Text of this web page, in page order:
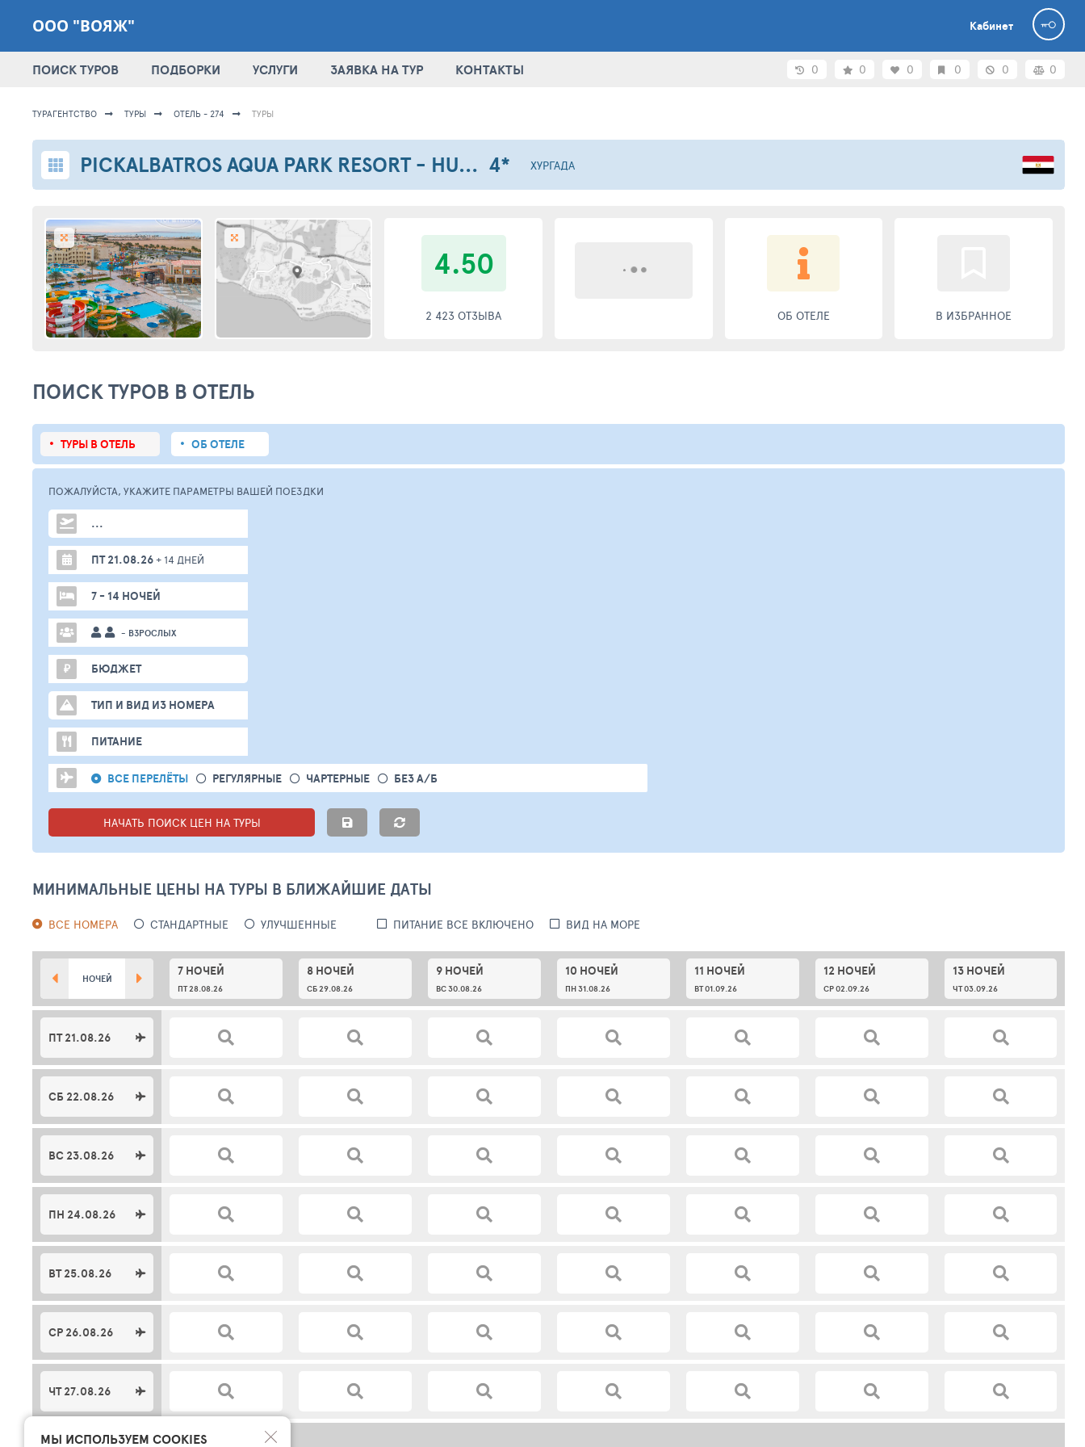
ООО "ВОЯЖ" Кабинет
ПОИСК ТУРОВ ПОДБОРКИ УСЛУГИ ЗАЯВКА НА ТУР КОНТАКТЫ 0 0 0 0 0 0
ТУРАГЕНТСТВО ТУРЫ ОТЕЛЬ - 274 ТУРЫ
PICKALBATROS AQUA PARK RESORT - HURGHADA 4* ХУРГАДА
4.50
2 423 ОТЗЫВА ОБ ОТЕЛЕ В ИЗБРАННОЕ
ПОИСК ТУРОВ В ОТЕЛЬ
ТУРЫ В ОТЕЛЬ ОБ ОТЕЛЕ
ПОЖАЛУЙСТА, УКАЖИТЕ ПАРАМЕТРЫ ВАШЕЙ ПОЕЗДКИ
...
ПТ 21.08.26+ 14 ДНЕЙ
7 - 14 НОЧЕЙ
- ВЗРОСЛЫХ
₽ БЮДЖЕТ
ТИП И ВИД ИЗ НОМЕРА
ПИТАНИЕ
ВСЕ ПЕРЕЛЁТЫ РЕГУЛЯРНЫЕ ЧАРТЕРНЫЕ БЕЗ А/Б
НАЧАТЬ ПОИСК ЦЕН НА ТУРЫ
МИНИМАЛЬНЫЕ ЦЕНЫ НА ТУРЫ В БЛИЖАЙШИЕ ДАТЫ
ВСЕ НОМЕРА СТАНДАРТНЫЕ УЛУЧШЕННЫЕ ПИТАНИЕ ВСЕ ВКЛЮЧЕНО ВИД НА МОРЕ
НОЧЕЙ 7 НОЧЕЙ
ПТ 28.08.26
8 НОЧЕЙ
СБ 29.08.26
9 НОЧЕЙ
ВС 30.08.26
10 НОЧЕЙ
ПН 31.08.26
11 НОЧЕЙ
ВТ 01.09.26
12 НОЧЕЙ
СР 02.09.26
13 НОЧЕЙ
ЧТ 03.09.26
ПТ 21.08.26
СБ 22.08.26
ВС 23.08.26
ПН 24.08.26
ВТ 25.08.26
СР 26.08.26
ЧТ 27.08.26
ВЫЛЕТ
МЫ ИСПОЛЬЗУЕМ COOKIES